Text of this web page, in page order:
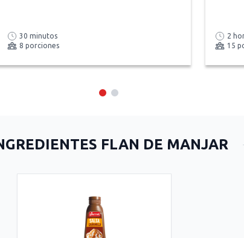
30 minutos
8 porciones
2
15
FLAN DE MANJAR